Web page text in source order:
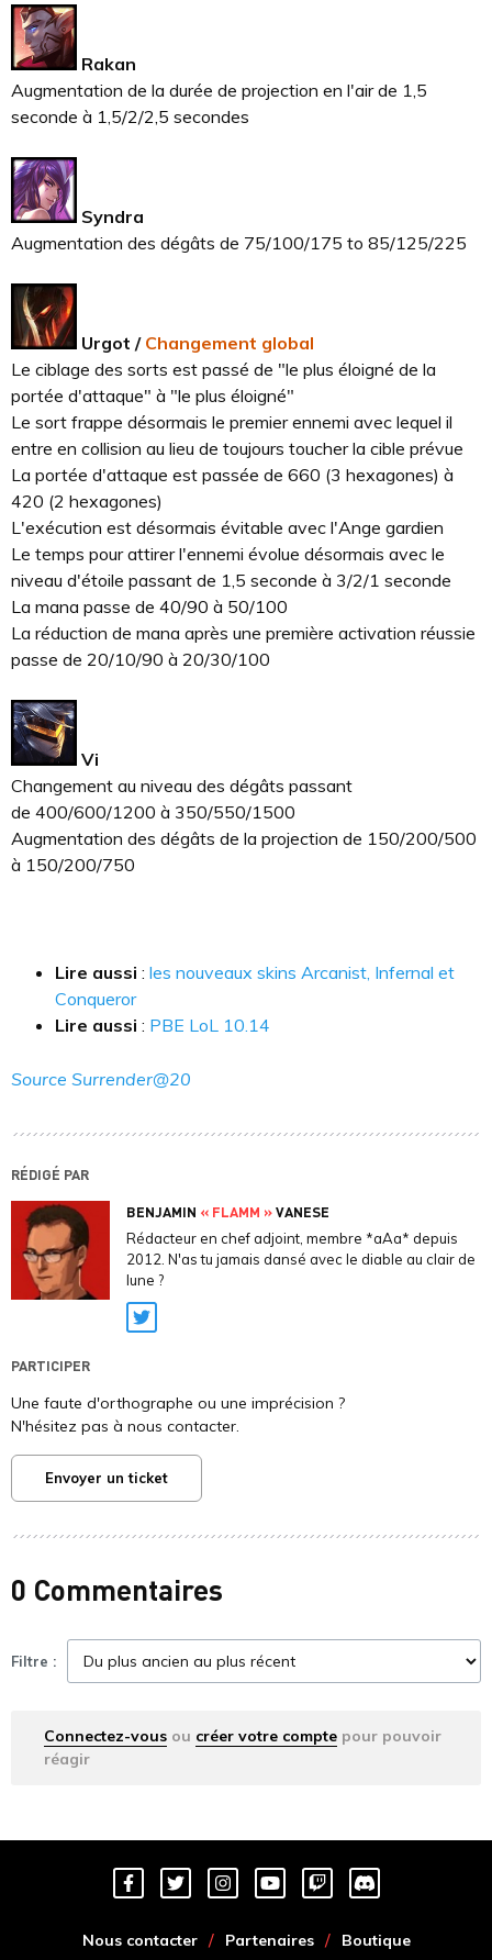
Rakan
Augmentation de la durée de projection en l'air de 1,5
seconde à 1,5/2/2,5 secondes
Syndra
Augmentation des dégâts de 75/100/175 to 85/125/225
Urgot / Changement global
Le ciblage des sorts est passé de "le plus éloigné de la
portée d'attaque" à "le plus éloigné"
Le sort frappe désormais le premier ennemi avec lequel il
entre en collision au lieu de toujours toucher la cible prévue
La portée d'attaque est passée de 660 (3 hexagones) à
420 (2 hexagones)
L'exécution est désormais évitable avec l'Ange gardien
Le temps pour attirer l'ennemi évolue désormais avec le
niveau d'étoile passant de 1,5 seconde à 3/2/1 seconde
La mana passe de 40/90 à 50/100
La réduction de mana après une première activation réussie
passe de 20/10/90 à 20/30/100
Vi
Changement au niveau des dégâts passant
de 400/600/1200 à 350/550/1500
Augmentation des dégâts de la projection de 150/200/500
à 150/200/750
Lire aussi : les nouveaux skins Arcanist, Infernal et
Conqueror
Lire aussi : PBE LoL 10.14
Source Surrender@20
RÉDIGÉ PAR
BENJAMIN « FLAMM »VANESE
Rédacteur en chef adjoint, membre *aAa* depuis
2012. N'as tu jamais dansé avec le diable au clair de
lune ?
Twitter
PARTICIPER
Une faute d'orthographe ou une imprécision ?
N'hésitez pas à nous contacter.
Envoyer un ticket
0 Commentaires
Filtre :
Connectez-vous ou créer votre compte pour pouvoir
réagir
Nous contacter Partenaires
Boutique